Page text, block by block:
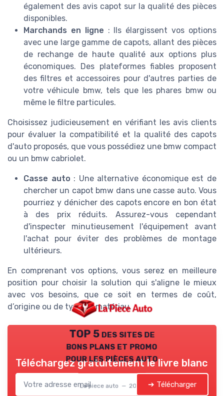
également des avis capot sur la qualité des pièces
disponibles.
Marchands en ligne : Ils élargissent vos options
avec une large gamme de capots, allant des pièces
de rechange de haute qualité aux options plus
économiques. Des plateformes fiables proposent
des filtres et accessoires pour d'autres parties de
votre véhicule bmw, tels que les phares bmw ou
même le filtre particules.
Choisissez judicieusement en vérifiant les avis clients
pour évaluer la compatibilité et la qualité des capots
d'auto proposés, que vous possédiez une bmw compact
ou un bmw cabriolet.
Casse auto : Une alternative économique est de
chercher un capot bmw dans une casse auto. Vous
pourriez y dénicher des capots encore en bon état
à des prix réduits. Assurez-vous cependant
d'inspecter minutieusement l'équipement avant
l'achat pour éviter des problèmes de montage
ultérieurs.
En comprenant vos options, vous serez en meilleure
position pour choisir la solution qui s'aligne le mieux
avec vos besoins, que ce soit en termes de coût,
d’origine ou de type de matériau.
TOP 5 des sites de
bons plans et promo
pour les pièces auto
La piece auto — 2026
Téléchargez gratuitement le livre blanc
➔ Télécharger